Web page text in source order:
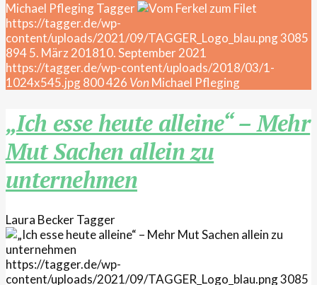
Michael PflegingTagger
https://tagger.de/wp-
content/uploads/2021/09/TAGGER_Logo_blau.png3085
8945. März 201810. September 2021
https://tagger.de/wp-content/uploads/2018/03/1-
1024x545.jpg800426 Von Michael Pfleging
„Ich esse heute alleine“ – Mehr
Mut Sachen allein zu
unternehmen
Laura BeckerTagger
https://tagger.de/wp-
content/uploads/2021/09/TAGGER_Logo_blau.png3085